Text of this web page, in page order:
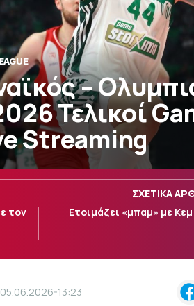
–
Τελικοί
Streaming
ΣΧΕΤΙΚΑ
τον
Ετοιμάζει «μπαμ» με
05.06.2026-13:23